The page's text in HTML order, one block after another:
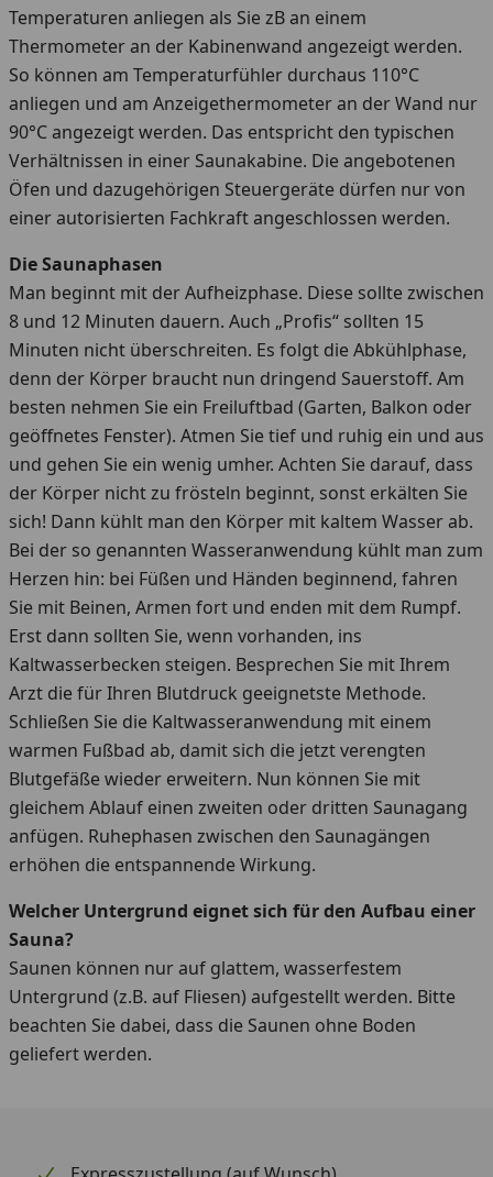
Temperaturen anliegen als Sie zB an einem
Thermometer an der Kabinenwand angezeigt werden.
So können am Temperaturfühler durchaus 110°C
anliegen und am Anzeigethermometer an der Wand nur
90°C angezeigt werden. Das entspricht den typischen
Verhältnissen in einer Saunakabine. Die angebotenen
Öfen und dazugehörigen Steuergeräte dürfen nur von
einer autorisierten Fachkraft angeschlossen werden.
Die Saunaphasen
Man beginnt mit der Aufheizphase. Diese sollte zwischen
8 und 12 Minuten dauern. Auch „Profis“ sollten 15
Minuten nicht überschreiten. Es folgt die Abkühlphase,
denn der Körper braucht nun dringend Sauerstoff. Am
besten nehmen Sie ein Freiluftbad (Garten, Balkon oder
geöffnetes Fenster). Atmen Sie tief und ruhig ein und aus
und gehen Sie ein wenig umher. Achten Sie darauf, dass
der Körper nicht zu frösteln beginnt, sonst erkälten Sie
sich! Dann kühlt man den Körper mit kaltem Wasser ab.
Bei der so genannten Wasseranwendung kühlt man zum
Herzen hin: bei Füßen und Händen beginnend, fahren
Sie mit Beinen, Armen fort und enden mit dem Rumpf.
Erst dann sollten Sie, wenn vorhanden, ins
Kaltwasserbecken steigen. Besprechen Sie mit Ihrem
Arzt die für Ihren Blutdruck geeignetste Methode.
Schließen Sie die Kaltwasseranwendung mit einem
warmen Fußbad ab, damit sich die jetzt verengten
Blutgefäße wieder erweitern. Nun können Sie mit
gleichem Ablauf einen zweiten oder dritten Saunagang
anfügen. Ruhephasen zwischen den Saunagängen
erhöhen die entspannende Wirkung.
Welcher Untergrund eignet sich für den Aufbau einer
Sauna?
Saunen können nur auf glattem, wasserfestem
Untergrund (z.B. auf Fliesen) aufgestellt werden. Bitte
beachten Sie dabei, dass die Saunen ohne Boden
geliefert werden.